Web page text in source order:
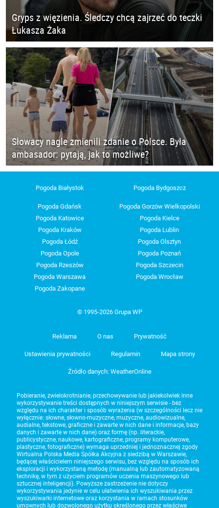
Gryps z więzienia. Śledczy chcą zajrzeć do teczki
Łukasza Żaka
Słowacy nagle zmienili zdanie o Polsce. Była
ambasador: pytają, jak to możliwe?
Pogoda Białystok Pogoda Bydgoszcz
Pogoda Gdańsk
Pogoda Gorzów Wielkopolski
Pogoda Katowice
Pogoda Kielce
Pogoda Kraków
Pogoda Lublin
Pogoda Łódź
Pogoda Olsztyn
Pogoda Opole
Pogoda Poznań
Pogoda Rzeszów
Pogoda Szczecin
Pogoda Warszawa
Pogoda Wrocław
Pogoda Zakopane
© 1995-2026 Grupa WP
Reklama O nas Prywatność
Ustawienia prywatności Regulamin Mapa strony
Źródło danych: WeatherOnline
Pobieranie, zwielokrotnianie, przechowywanie lub jakiekolwiek inne
wykorzystywanie treści dostępnych w niniejszym serwisie - bez
względu na ich charakter i sposób wyrażenia (w szczególności lecz nie
wyłącznie: słowne, słowno-muzyczne, muzyczne, audiowizualne,
audialne, tekstowe, graficzne i zawarte w nich dane i informacje, bazy
danych i zawarte w nich dane) oraz formę (np. literackie,
publicystyczne, naukowe, kartograficzne, programy komputerowe,
plastyczne, fotograficzne) wymaga uprzedniej i jednoznacznej zgody
Wirtualna Polska Media Spółka Akcyjna z siedzibą w Warszawie,
będącej właścicielem niniejszego serwisu, bez względu na sposób ich
eksploracji i wykorzystaną metodę (manualną lub zautomatyzowaną
technikę, w tym z użyciem programów uczenia maszynowego lub
sztucznej inteligencji). Powyższe zastrzeżenie nie dotyczy
wykorzystywania jedynie w celu ułatwienia ich wyszukiwania przez
wyszukiwarki internetowe oraz korzystania w ramach stosunków
umownych lub dozwolonego użytku określonego przez właściwe